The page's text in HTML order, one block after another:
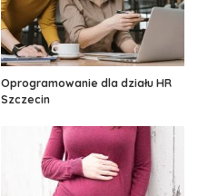
Oprogramowanie dla działu HR
Szczecin